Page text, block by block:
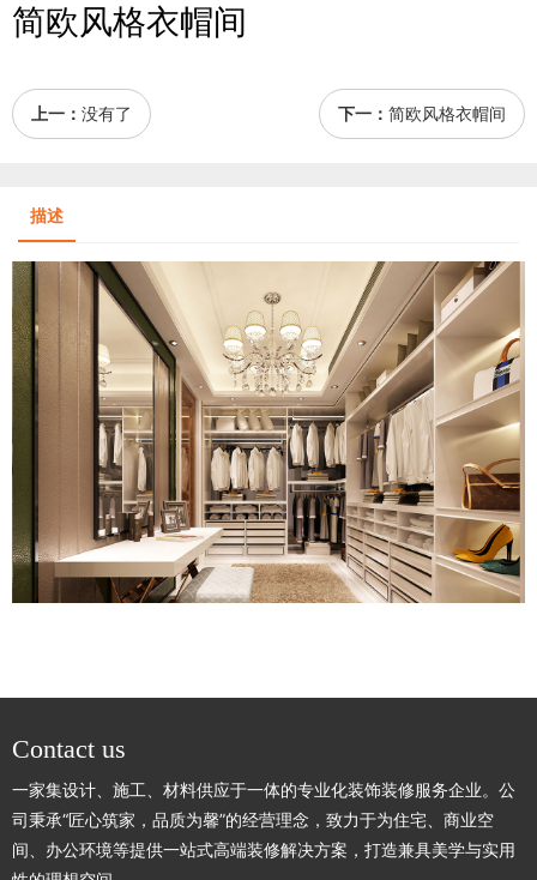
简欧风格衣帽间
上一： 没有了 下一： 简欧风格衣帽间
描述
Contact us
一家集设计、施工、材料供应于一体的专业化装饰装修服务企业。公
司秉承“匠心筑家，品质为馨”的经营理念，致力于为住宅、商业空
间、办公环境等提供一站式高端装修解决方案，打造兼具美学与实用